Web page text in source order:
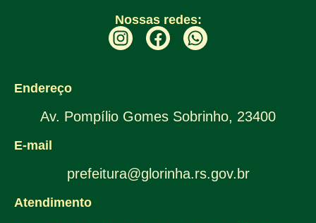
Nossas redes:
Endereço
Av. Pompílio Gomes Sobrinho, 23400
E-mail
prefeitura@glorinha.rs.gov.br
Atendimento